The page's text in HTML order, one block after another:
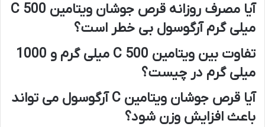
آیا مصرف روزانه قرص جوشان ویتامین C 500
میلی گرم آرگوسول بی خطر است؟
تفاوت بین ویتامین C 500 میلی گرم و 1000
میلی گرم در چیست؟
آیا قرص جوشان ویتامین C آرگوسول می تواند
باعث افزایش وزن شود؟